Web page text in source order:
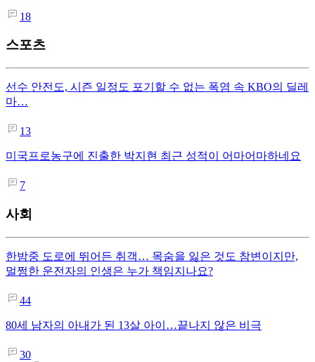
18
스포츠
선수 안전도, 시즌 일정도 포기할 수 없는 폭염 속 KBO의 딜레
마…
13
미국프로농구에 진출한 박지현 최근 성적이 어마어마하네요
7
사회
한밤중 도로에 뛰어든 취객… 목숨을 잃은 것도 참변이지만,
멀쩡한 운전자의 인생은 누가 책임지나요?
44
80세 남자의 아내가 된 13살 아이…끝나지 않은 비극
30